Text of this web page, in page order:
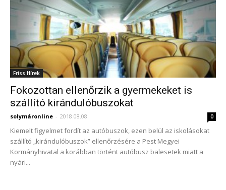
Friss Hírek
Fokozottan ellenőrzik a gyermekeket is
szállító kirándulóbuszokat
solymáronline - 2018.08.08. 0
Kiemelt figyelmet fordít az autóbuszok, ezen belül az iskolásokat
szállító „kirándulóbuszok” ellenőrzésére a Pest Megyei
Kormányhivatal a korábban történt autóbusz balesetek miatt a
nyári...